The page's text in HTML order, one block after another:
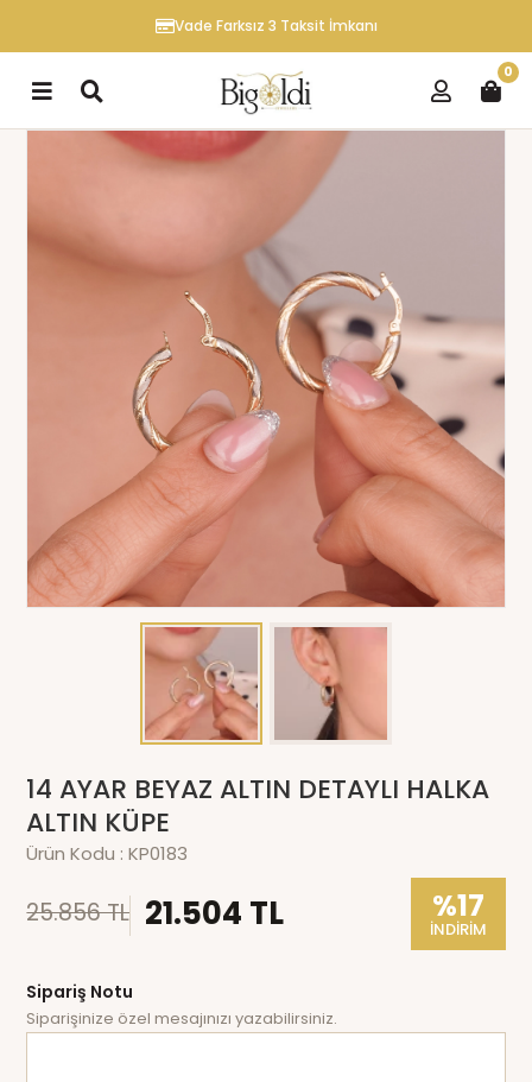
Vade Farksız 3 Taksit İmkanı
0
14 AYAR BEYAZ ALTIN DETAYLI HALKA
ALTIN KÜPE
Ürün Kodu :KP0183
25.856 TL 21.504 TL %17
İNDİRİM
Sipariş Notu
Siparişinize özel mesajınızı yazabilirsiniz.